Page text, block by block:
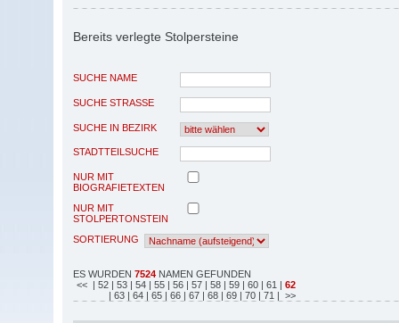
Bereits verlegte Stolpersteine
SUCHE NAME
SUCHE STRASSE
SUCHE IN BEZIRK
STADTTEILSUCHE
NUR MIT
BIOGRAFIETEXTEN
NUR MIT
STOLPERTONSTEIN
SORTIERUNG
ES WURDEN 7524 NAMEN GEFUNDEN
<< | 52 | 53 | 54 | 55 | 56 | 57 | 58 | 59 | 60 | 61 | 62
| 63 | 64 | 65 | 66 | 67 | 68 | 69 | 70 | 71 | >>